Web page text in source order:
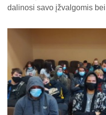
dalinosi savo įžvalgomis